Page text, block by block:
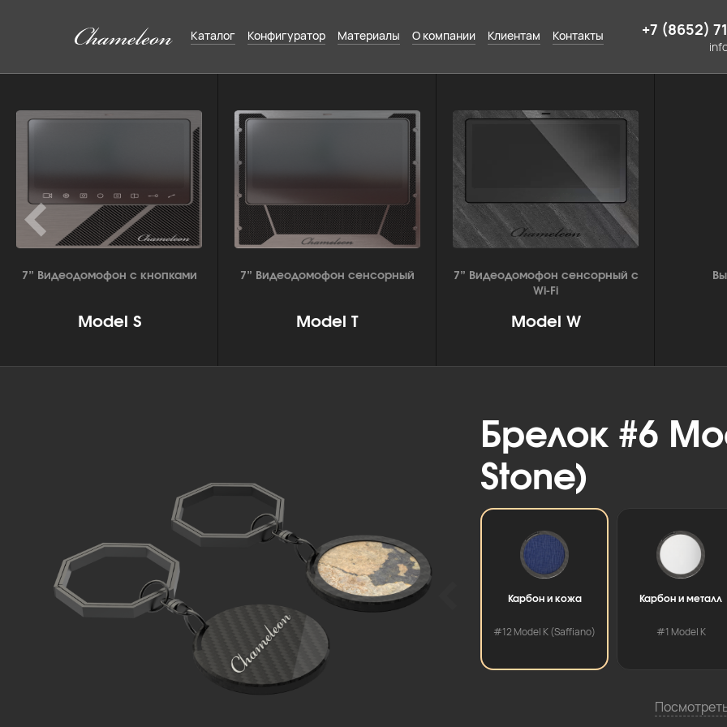
Каталог Конфигуратор Материалы О компании Клиентам Контакты +7 (8652)
7” Видеодомофон с кнопками
Model S
7” Видеодомофон сенсорный
Model T
7” Видеодомофон сенсорный с
Wi-Fi
Model W
Брелок #6
Stone)
Карбон и кожа
#12 Model K (Saffiano)
Карбон и металл
#1 Model K